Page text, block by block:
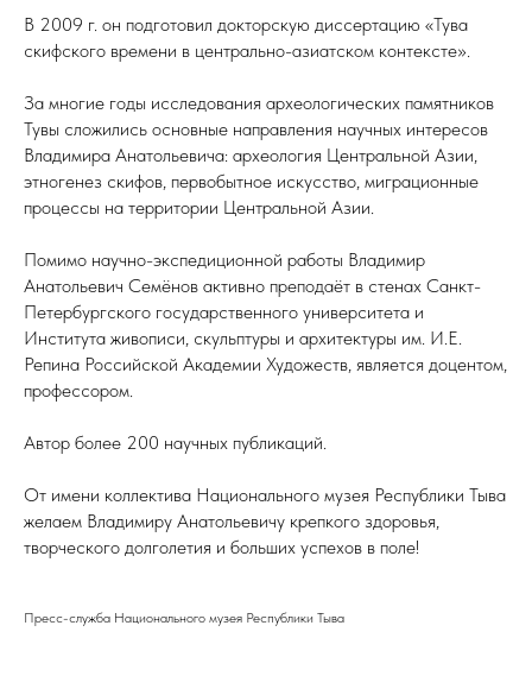
В 2009 г. он подготовил докторскую диссертацию «Тува
скифского времени в центрально-азиатском контексте».
За многие годы исследования археологических памятников
Тувы сложились основные направления научных интересов
Владимира Анатольевича: археология Центральной Азии,
этногенез скифов, первобытное искусство, миграционные
процессы на территории Центральной Азии.
Помимо научно-экспедиционной работы Владимир
Анатольевич Семёнов активно преподаёт в стенах Санкт-
Петербургского государственного университета и
Института живописи, скульптуры и архитектуры им. И.Е.
Репина Российской Академии Художеств, является доцентом,
профессором.
Автор более 200 научных публикаций.
От имени коллектива Национального музея Республики Тыва
желаем Владимиру Анатольевичу крепкого здоровья,
творческого долголетия и больших успехов в поле!
Пресс-служба Национального музея Республики Тыва